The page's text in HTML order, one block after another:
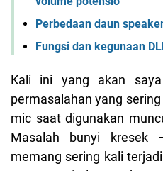
Perbedaan daun
Fungsi dan kegunaan
Kali ini yang akan
permasalahan yang
mic saat digunakan
Masalah bunyi
memang sering kali